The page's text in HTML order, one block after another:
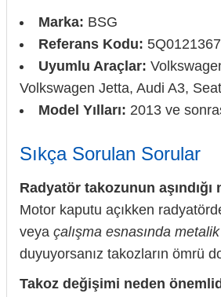
Marka: BSG
Referans Kodu:
Uyumlu Araçlar:
Volkswagen Jetta, Audi A3,
Model Yılları: 2013 ve
Sıkça Sorulan Sorular
Radyatör takozunun aşındığı
Motor kaputu açıkken
veya çalışma esnasında metalik
duyuyorsanız takozların ömrü
Takoz değişimi neden